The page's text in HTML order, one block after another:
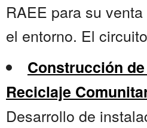
RAEE para su
el entorno. El
Construcción
Reciclaje
Desarrollo de